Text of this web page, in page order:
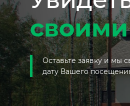
Оставьте заявку и мы
дату Вашего